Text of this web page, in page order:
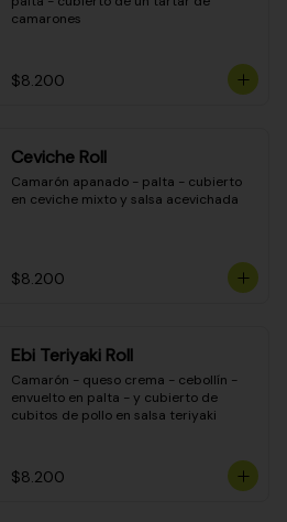
camarones
$8.200
Ceviche Roll
Camarón apanado - palta - cubierto
en ceviche mixto y salsa acevichada
$8.200
Ebi Teriyaki Roll
Camarón - queso crema - cebollín -
envuelto en palta - y cubierto de
cubitos de pollo en salsa teriyaki
$8.200